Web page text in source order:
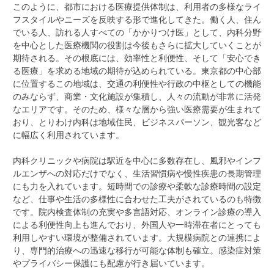
このように、都市における医療提供体制は、利用者の多様なライ
フスタイルやニーズを反映する形で進化してきた。働く人、住ん
でいる人、訪れる人すべての「かかりつけ医」として、内科分野
を中心とした医療機関の役割は今後もさらに拡大していくことが
期待される。その根底には、効率性と利便性、そして「安心でき
る医療」を求める地域の期待が込められている。東京都の中心部
に位置するこの地域は、交通の利便性や行政の中枢としての機能
のみならず、商業・文化施設が集積し、人々の流動が非常に活発
なエリアです。そのため、様々な層から強い医療需要が生まれて
おり、とりわけ内科は地域住民、ビジネスパーソン、観光客など
に幅広く利用されています。
内科クリニックや病院は駅近を中心に多数存在し、風邪やインフ
ルエンザへの対応だけでなく、生活習慣病や慢性疾患の長期管理
にも力を入れています。短時間での診療や柔軟な診療時間の設定
など、仕事や生活の多様性に合わせた工夫がされているのも特徴
です。院内検査体制の充実や多言語対応、オンライン診療の導入
による利便性向上も進んでおり、外国人や一時滞在者にとっても
利用しやすい環境が整備されています。大規模病院との連携によ
り、専門的治療への迅速な移行が可能な体制も確立。感染症対策
やプライバシー保護にも配慮が行き届いています。